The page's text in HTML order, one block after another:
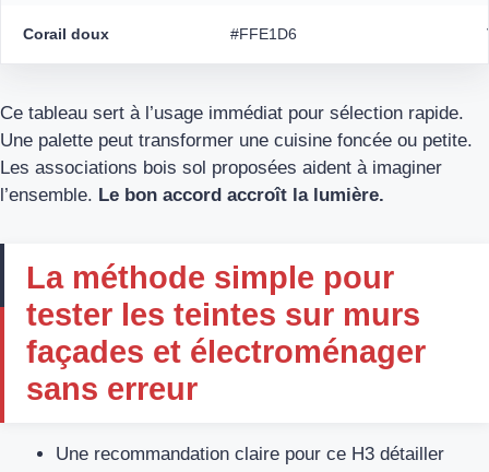
Corail doux #FFE1D6
Ce tableau sert à l’usage immédiat pour sélection rapide.
Une palette peut transformer une cuisine foncée ou petite.
Les associations bois sol proposées aident à imaginer
l’ensemble. Le bon accord accroît la lumière.
La méthode simple pour
tester les teintes sur murs
façades et électroménager
sans erreur
Une recommandation claire pour ce H3 détailler